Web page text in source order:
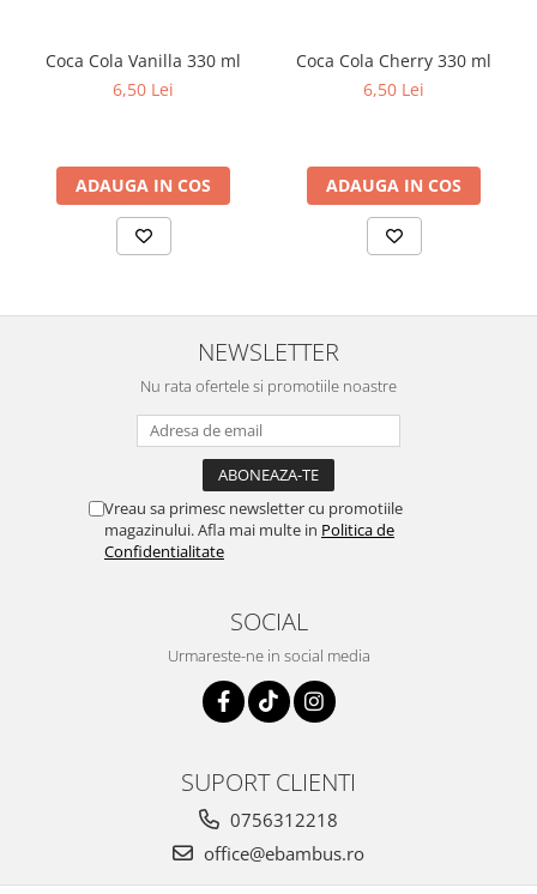
Coca Cola Vanilla 330 ml
6,50 Lei
ADAUGA IN COS
Coca Cola Cherry 330 ml
6,50 Lei
ADAUGA IN COS
NEWSLETTER
Nu rata ofertele si promotiile noastre
Vreau sa primesc newsletter cu promotiile
magazinului. Afla mai multe in Politica de
Confidentialitate
SOCIAL
Urmareste-ne in social media
SUPORT CLIENTI
0756312218
office@ebambus.ro